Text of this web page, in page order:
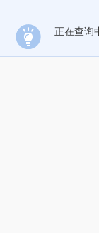
正在查询